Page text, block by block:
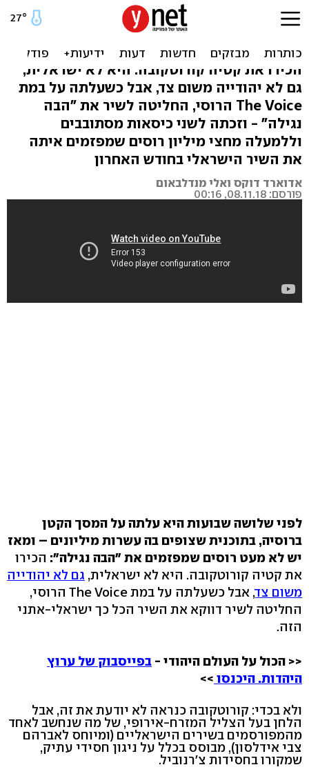
רוסיה: כבשה את The Voice
עם "הבה נגילה"
הכירו את קטיה קורוטקובה. היא לא ישראלית,
גם לא יהודייה משום צד, אבל כשעלתה על במת
The Voice הרוסי, החליטה לשיר את "הבה
נגילה" - וזכתה לשני כיסאות מסתובבים
וללמעלה מחצי מיליון רוסים שמפזמים איתה
את השיר הישראלי בחודש האחרון
אדוארד דוקס ואלי מנדלבאום
פורסם: 08.11.18, 00:16
לפני שלושה שבועות היא עלתה על המסך הקטן
ברוסיה, בתוכנית שצופים בה עשרות מיליונים – ומאז
יש לא מעט רוסים שמפזמים את "הבה נגילה": הכירו
את קטיה קורוטקובה. היא לא ישראלית, גם לא יהודייה
משום צד
, אבל כשעלתה על במת The Voice הרוסי,
החליטה לשיר דווקא את השיר הכל כך ישראלי-אתני
הזה.
<< הכול על העולם היהודי - בפייסבוק של ערוץ
היהדות. היכנסו >>
ולא בכדי: קורוטקובה כנראה לא יודעת את זה, אבל
הלחן בעל הצליל המזרח-אירופי, של מה שנחשב לאחד
מהמפורסמים בשירים הישראליים (ומיוחס לאברהם
צבי אידלסון), מבוסס בכלל על ניגון חסידי עתיק,
שמקורו בחסידות צ'רנוביל.